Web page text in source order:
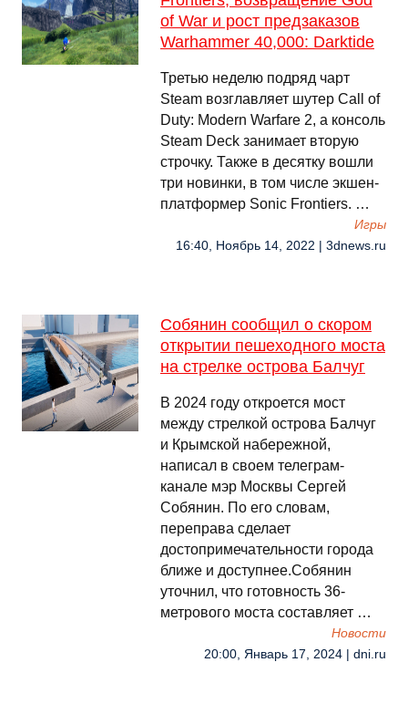
of War и рост предзаказов
Warhammer 40,000: Darktide
Третью неделю подряд чарт
Steam возглавляет шутер Call of
Duty: Modern Warfare 2, а консоль
Steam Deck занимает вторую
строчку. Также в десятку вошли
три новинки, в том числе экшен-
платформер Sonic Frontiers. …
Игры
16:40, Ноябрь 14, 2022 | 3dnews.ru
Собянин сообщил о скором
открытии пешеходного моста
на стрелке острова Балчуг
В 2024 году откроется мост
между стрелкой острова Балчуг
и Крымской набережной,
написал в своем телеграм-
канале мэр Москвы Сергей
Собянин. По его словам,
переправа сделает
достопримечательности города
ближе и доступнее.Собянин
уточнил, что готовность 36-
метрового моста составляет …
Новости
20:00, Январь 17, 2024 | dni.ru